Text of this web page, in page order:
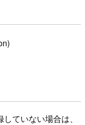
ていない場合は、